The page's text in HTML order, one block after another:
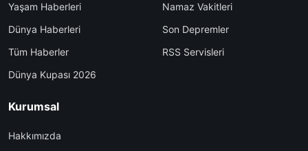
Yaşam Haberleri
Dünya Haberleri
Tüm Haberler
Dünya Kupası 2026
Namaz Vakitleri
Son Depremler
RSS Servisleri
Kurumsal
Hakkımızda